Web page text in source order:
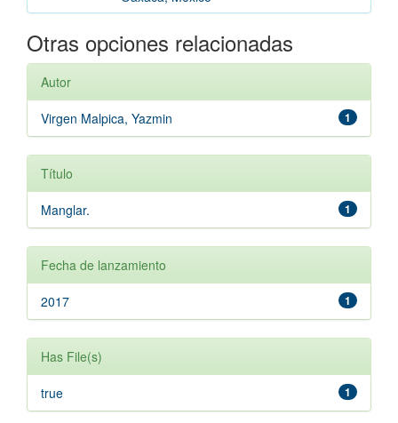
Otras opciones relacionadas
Autor
1
Virgen Malpica, Yazmin
Título
1
Manglar.
Fecha de lanzamiento
1
2017
Has File(s)
1
true